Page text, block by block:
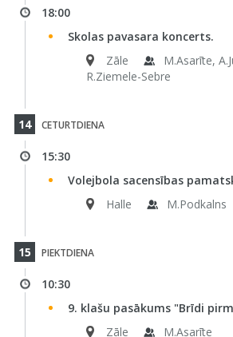
18:00
Skolas pavasara koncerts.
Zāle
M.Asarīte,
R.Ziemele-Sebre
14 CETURTDIENA
15:30
Volejbola sacensības
Halle
M.Podkalns
15 PIEKTDIENA
10:30
9. klašu pasākums "Brīdi
Zāle
M.Asarīte